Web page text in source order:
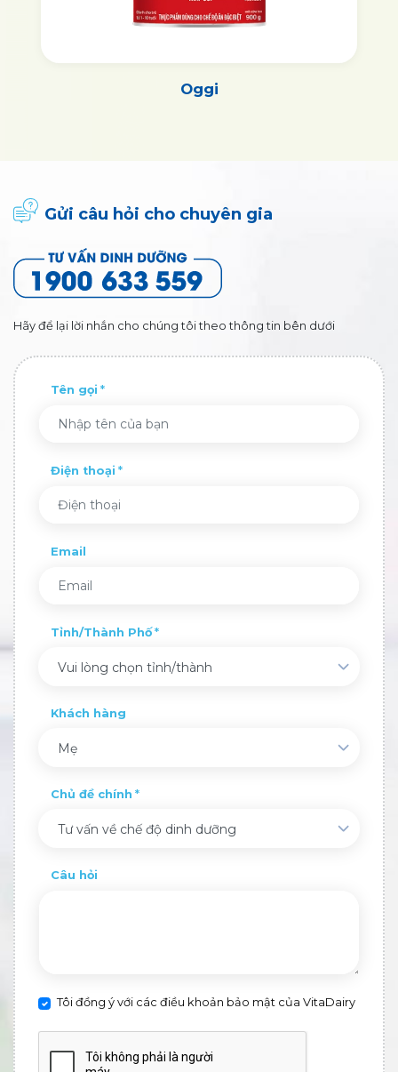
Oggi
Gửi câu hỏi cho chuyên gia
Hãy để lại lời nhắn cho chúng tôi theo thông tin bên dưới
Tên gọi
Điện thoại
Email
Tỉnh/Thành Phố
Vui lòng chọn tỉnh/thành
Khách hàng
Mẹ
Chủ đề chính
Tư vấn về chế độ dinh dưỡng
Câu hỏi
Tôi đồng ý với các điều khoản bảo mật của VitaDairy